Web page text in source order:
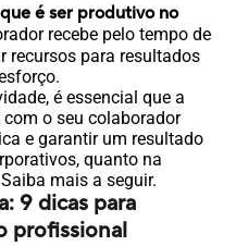
é ser produtivo no
recebe pelo tempo de
recursos para resultados
é essencial que a
o seu colaborador
e garantir um resultado
quanto na
mais a seguir.
9 dicas para
profissional